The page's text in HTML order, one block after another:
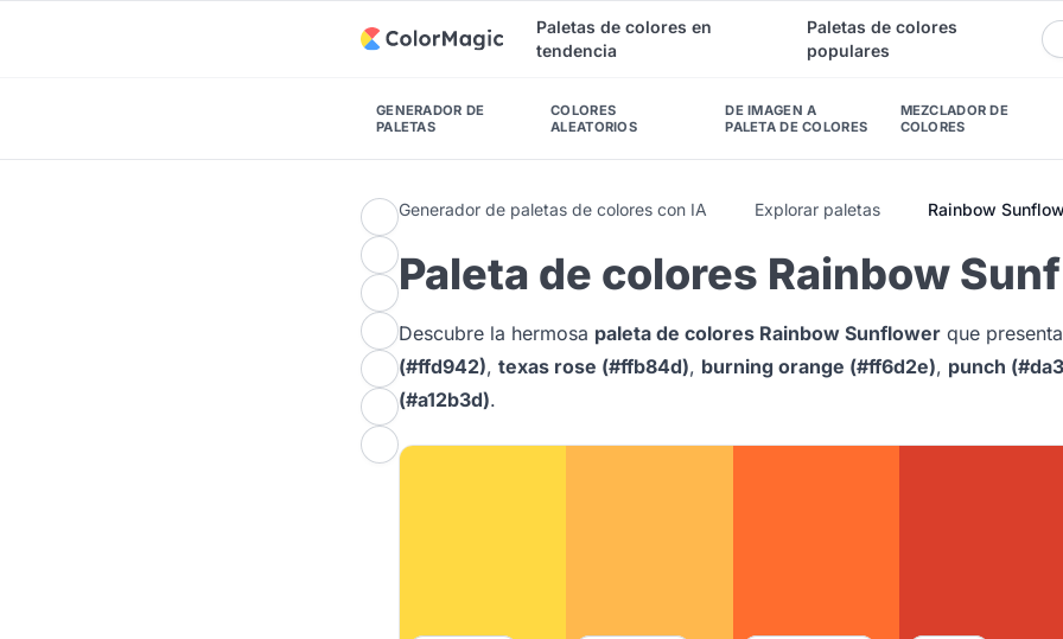
Paletas de colores en
tendencia
Paletas de colores
populares
GENERADOR DE
PALETAS
COLORES
ALEATORIOS
DE IMAGEN A
PALETA DE COLORES
MEZCLADOR DE
COLORES
Generador de paletas de colores con IA Explorar paletas Rainbow
Paleta de colores Rainbow
Descubre la hermosa paleta de colores Rainbow Sunflower que
(#ffd942), texas rose (#ffb84d), burning orange (#ff6d2e), punch
(#a12b3d).